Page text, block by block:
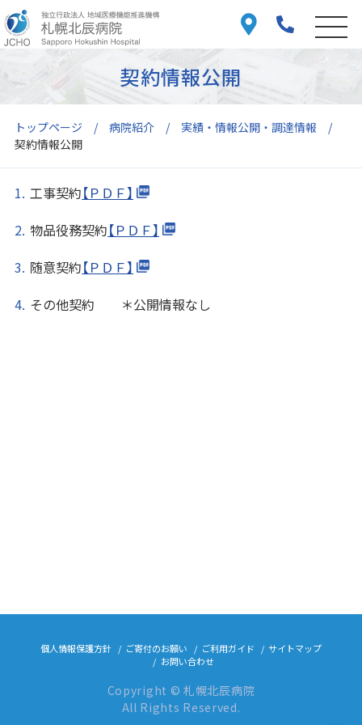
トップページ 病院紹介
実績・情報公開・調達情報
契約情報公開
契約情報公開
工事契約【ＰＤＦ】
物品役務契約【ＰＤＦ】
随意契約【ＰＤＦ】
その他契約 ＊公開情報なし
個人情報保護方針 ご寄付のお願い ご利用ガイド
サイトマップ
お問い合わせ
Copyright © 札幌北辰病院
All Rights Reserved.